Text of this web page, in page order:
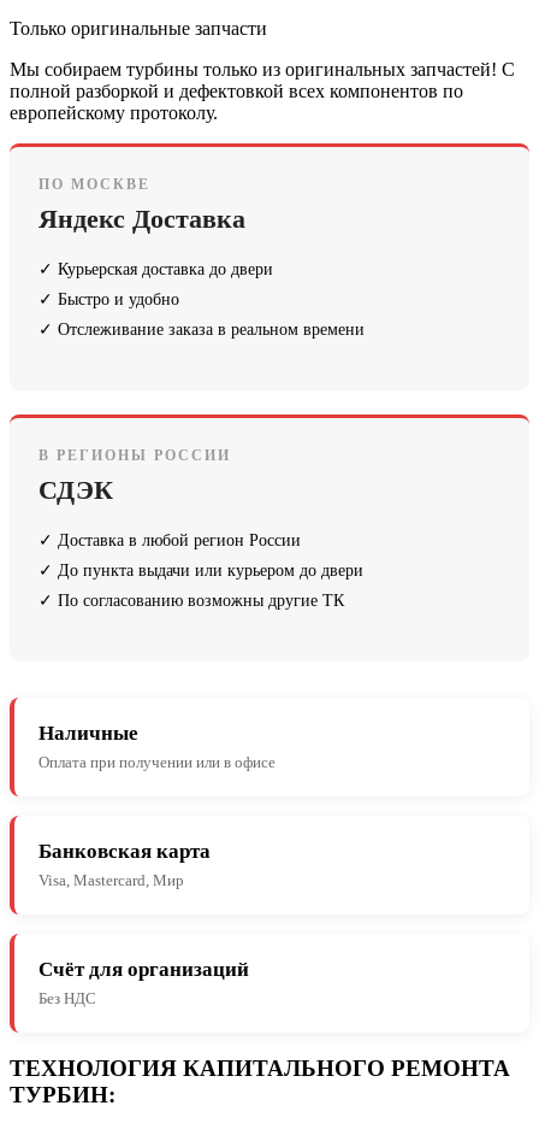
Только оригинальные запчасти
Мы собираем турбины только из оригинальных запчастей! С
полной разборкой и дефектовкой всех компонентов по
европейскому протоколу.
ПО МОСКВЕ
Яндекс Доставка
✓ Курьерская доставка до двери
✓ Быстро и удобно
✓ Отслеживание заказа в реальном времени
В РЕГИОНЫ РОССИИ
СДЭК
✓ Доставка в любой регион России
✓ До пункта выдачи или курьером до двери
✓ По согласованию возможны другие ТК
Наличные
Оплата при получении или в офисе
Банковская карта
Visa, Mastercard, Мир
Счёт для организаций
Без НДС
ТЕХНОЛОГИЯ КАПИТАЛЬНОГО РЕМОНТА
ТУРБИН: